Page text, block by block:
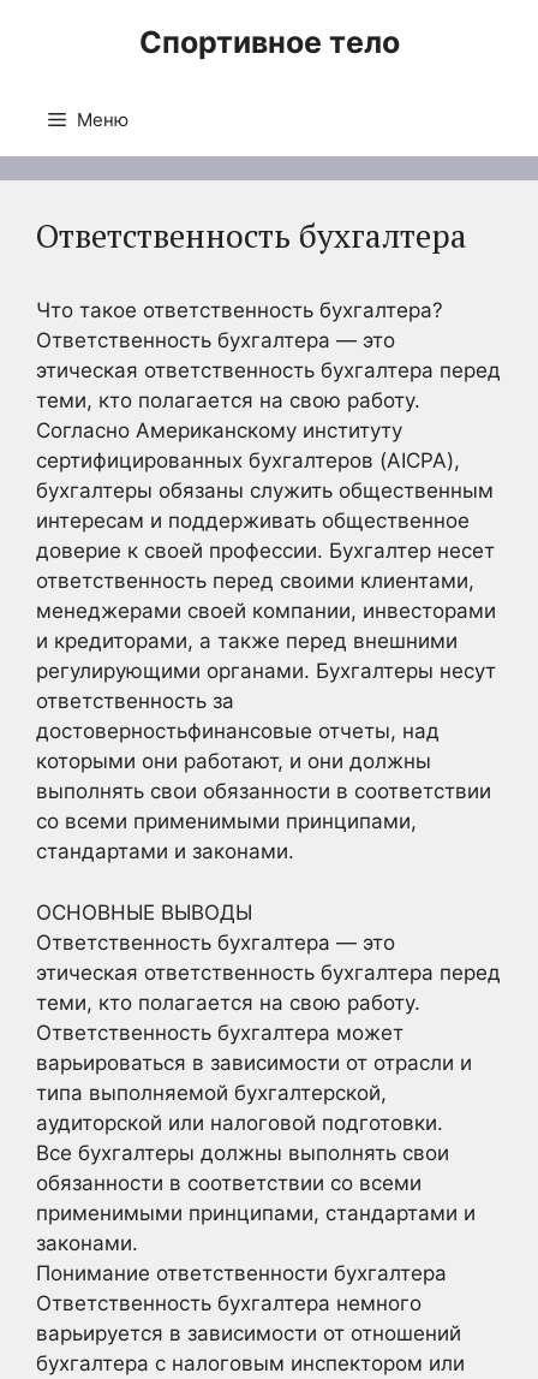
Спортивное тело
Меню
Ответственность бухгалтера
Что такое ответственность бухгалтера?
Ответственность бухгалтера — это
этическая ответственность бухгалтера перед
теми, кто полагается на свою работу.
Согласно Американскому институту
сертифицированных бухгалтеров (AICPA),
бухгалтеры обязаны служить общественным
интересам и поддерживать общественное
доверие к своей профессии. Бухгалтер несет
ответственность перед своими клиентами,
менеджерами своей компании, инвесторами
и кредиторами, а также перед внешними
регулирующими органами. Бухгалтеры несут
ответственность за
достоверностьфинансовые отчеты, над
которыми они работают, и они должны
выполнять свои обязанности в соответствии
со всеми применимыми принципами,
стандартами и законами.
ОСНОВНЫЕ ВЫВОДЫ
Ответственность бухгалтера — это
этическая ответственность бухгалтера перед
теми, кто полагается на свою работу.
Ответственность бухгалтера может
варьироваться в зависимости от отрасли и
типа выполняемой бухгалтерской,
аудиторской или налоговой подготовки.
Все бухгалтеры должны выполнять свои
обязанности в соответствии со всеми
применимыми принципами, стандартами и
законами.
Понимание ответственности бухгалтера
Ответственность бухгалтера немного
варьируется в зависимости от отношений
бухгалтера с налоговым инспектором или